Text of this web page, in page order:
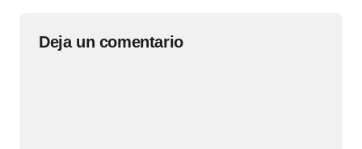
Deja un comentario